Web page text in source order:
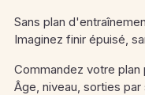
Sans plan
Imaginez finir épuisé,
Commandez votre plan
Âge, niveau, sorties